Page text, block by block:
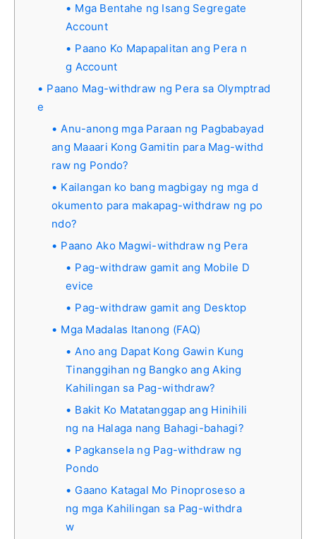
Mga Bentahe ng Isang Segregate
Account
Paano Ko Mapapalitan ang Pera n
g Account
Paano Mag-withdraw ng Pera sa Olymptrad
e
Anu-anong mga Paraan ng Pagbabayad
ang Maaari Kong Gamitin para Mag-withd
raw ng Pondo?
Kailangan ko bang magbigay ng mga d
okumento para makapag-withdraw ng po
ndo?
Paano Ako Magwi-withdraw ng Pera
Pag-withdraw gamit ang Mobile D
evice
Pag-withdraw gamit ang Desktop
Mga Madalas Itanong (FAQ)
Ano ang Dapat Kong Gawin Kung
Tinanggihan ng Bangko ang Aking
Kahilingan sa Pag-withdraw?
Bakit Ko Matatanggap ang Hinihili
ng na Halaga nang Bahagi-bahagi?
Pagkansela ng Pag-withdraw ng
Pondo
Gaano Katagal Mo Pinoproseso a
ng mga Kahilingan sa Pag-withdra
w